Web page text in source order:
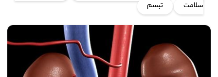
سلامت
تبسم